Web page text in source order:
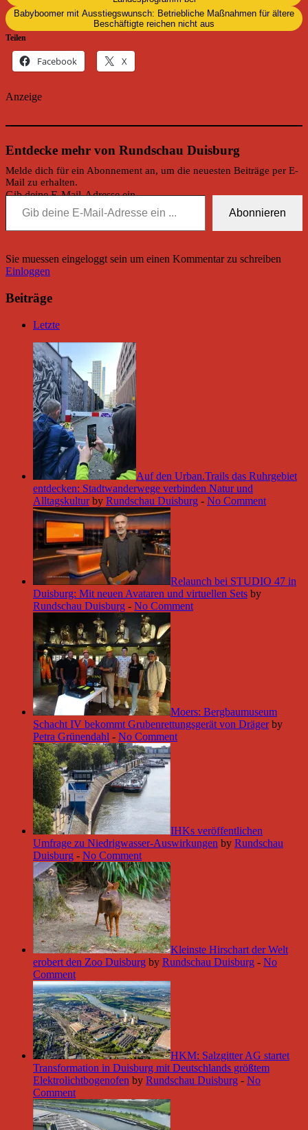
Babyboomer mit Ausstiegswunsch: Betriebliche Maßnahmen für ältere
Beschäftigte reichen nicht aus
Teilen
Facebook X
Anzeige
Entdecke mehr von Rundschau Duisburg
Melde dich für ein Abonnement an, um die neuesten Beiträge per E-
Mail zu erhalten.
Gib deine E-Mail-Adresse ein ...
Abonnieren
Sie muessen eingeloggt sein um einen Kommentar zu schreiben
Einloggen
Beiträge
Letzte
Auf den Urban.Trails das Ruhrgebiet
entdecken: Stadtwanderwege verbinden Natur und
Alltagskultur by Rundschau Duisburg - No Comment
Relaunch bei STUDIO 47 in
Duisburg: Mit neuen Avataren und virtuellen Sets by
Rundschau Duisburg - No Comment
Moers: Bergbaumuseum
Schacht IV bekommt Grubenrettungsgerät von Dräger by
Petra Grünendahl - No Comment
IHKs veröffentlichen
Umfrage zu Niedrigwasser-Auswirkungen by Rundschau
Duisburg - No Comment
Kleinste Hirschart der Welt
erobert den Zoo Duisburg by Rundschau Duisburg - No
Comment
HKM: Salzgitter AG startet
Transformation in Duisburg mit Deutschlands größtem
Elektrolichtbogenofen by Rundschau Duisburg - No
Comment